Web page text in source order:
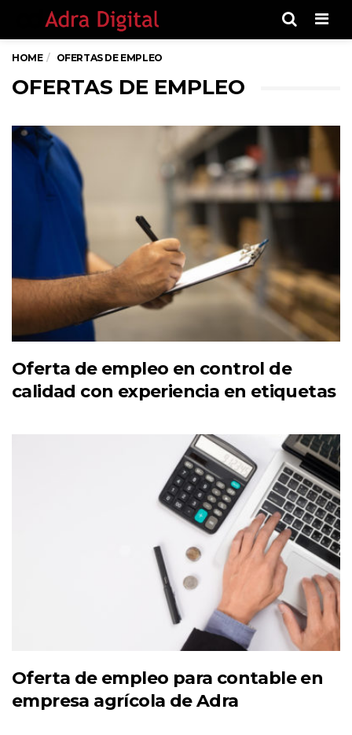
HOME OFERTAS DE EMPLEO
OFERTAS DE EMPLEO
Oferta de empleo en control de
calidad con experiencia en etiquetas
Oferta de empleo para contable en
empresa agrícola de Adra